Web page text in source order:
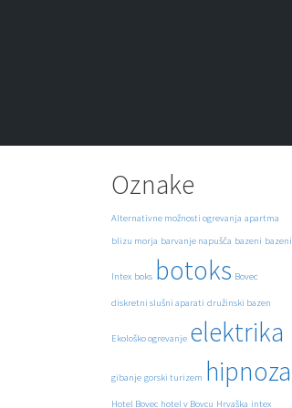
Oznake
Alternativne možnosti ogrevanja apartma
blizu morja barvanje napušča bazeni bazeni
Intex boks botoks Bovec
diskretni slušni aparati družinski bazen
Ekološko ogrevanje elektrika
gibanje gorski turizem hipnoza
Hotel Bovec hotel v Bovcu Hrvaška intex